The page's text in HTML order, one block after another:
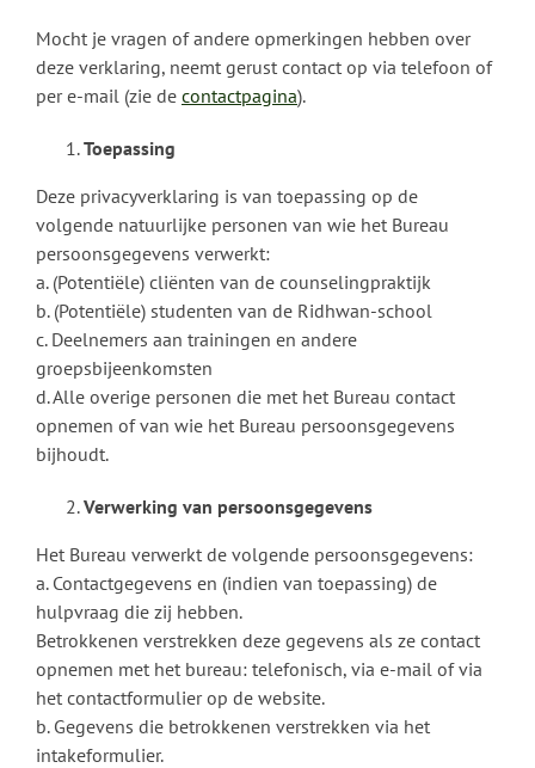
Mocht je vragen of andere opmerkingen hebben over
deze verklaring, neemt gerust contact op via telefoon of
per e-mail (zie de contactpagina).
Toepassing
Deze privacyverklaring is van toepassing op de
volgende natuurlijke personen van wie het Bureau
persoonsgegevens verwerkt:
a. (Potentiële) cliënten van de counselingpraktijk
b. (Potentiële) studenten van de Ridhwan-school
c. Deelnemers aan trainingen en andere
groepsbijeenkomsten
d. Alle overige personen die met het Bureau contact
opnemen of van wie het Bureau persoonsgegevens
bijhoudt.
Verwerking van persoonsgegevens
Het Bureau verwerkt de volgende persoonsgegevens:
a. Contactgegevens en (indien van toepassing) de
hulpvraag die zij hebben.
Betrokkenen verstrekken deze gegevens als ze contact
opnemen met het bureau: telefonisch, via e-mail of via
het contactformulier op de website.
b. Gegevens die betrokkenen verstrekken via het
intakeformulier.